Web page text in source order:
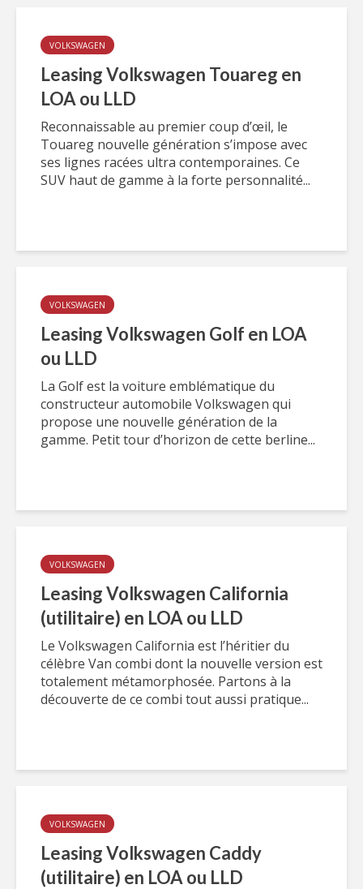
VOLKSWAGEN
Leasing Volkswagen Touareg en
LOA ou LLD
Reconnaissable au premier coup d’œil, le
Touareg nouvelle génération s’impose avec
ses lignes racées ultra contemporaines. Ce
SUV haut de gamme à la forte personnalité...
VOLKSWAGEN
Leasing Volkswagen Golf en LOA
ou LLD
La Golf est la voiture emblématique du
constructeur automobile Volkswagen qui
propose une nouvelle génération de la
gamme. Petit tour d’horizon de cette berline...
VOLKSWAGEN
Leasing Volkswagen California
(utilitaire) en LOA ou LLD
Le Volkswagen California est l’héritier du
célèbre Van combi dont la nouvelle version est
totalement métamorphosée. Partons à la
découverte de ce combi tout aussi pratique...
VOLKSWAGEN
Leasing Volkswagen Caddy
(utilitaire) en LOA ou LLD